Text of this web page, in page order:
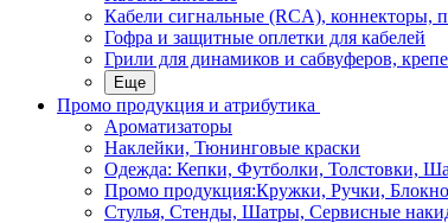
Кабели сигнальные (RCA), коннекторы,
Гофра и защитные оплетки для кабелей
Грили для динамиков и сабвуферов,
Еще
Промо продукция и атрибутика
Ароматизаторы
Наклейки, Тюнинговые краски
Одежда: Кепки, Футболки, Толстовки,
Промо продукция:Кружки, Ручки,
Стулья, Стенды, Шатры, Сервисные